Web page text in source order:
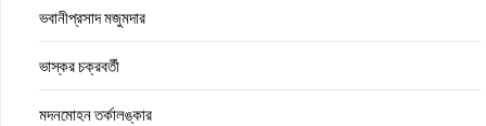
ভবানীপ্রসাদ মজুমদার
ভাস্কর চক্রবর্তী
মদনমোহন তর্কালঙ্কার